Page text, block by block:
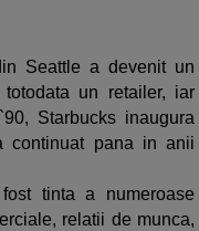
Seattle a devenit un
un retailer, iar
Starbucks inaugura
continuat pana in anii
tinta a numeroase
relatii de munca,